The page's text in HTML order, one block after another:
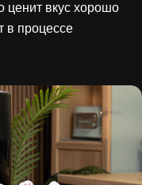
ценит вкус хорошо
в процессе